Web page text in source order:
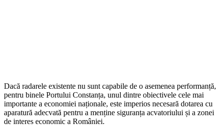
Dacă radarele existente nu sunt capabile de o asemenea performanță,
pentru binele Portului Constanța, unul dintre obiectivele cele mai
importante a economiei naționale, este imperios necesară dotarea cu
aparatură adecvată pentru a menține siguranța acvatoriului și a zonei
de interes economic a României.